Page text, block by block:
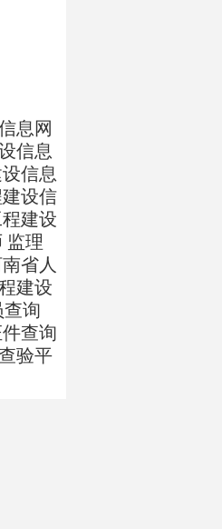
息网
信息
信息
设信
建设
监理
省人
建设
询
查询
验平